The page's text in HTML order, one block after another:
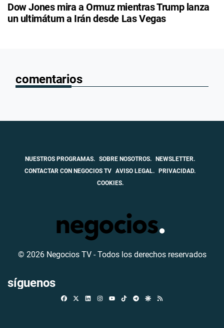
Dow Jones mira a Ormuz mientras Trump lanza
un ultimátum a Irán desde Las Vegas
comentarios
NUESTROS PROGRAMAS. SOBRE NOSOTROS. NEWSLETTER.
CONTACTAR CON NEGOCIOS TV AVISO LEGAL. PRIVACIDAD.
COOKIES.
© 2026 Negocios TV - Todos los derechos reservados
síguenos
FacebookLinkedinInstagramTikTokTelegramGoogle Discover